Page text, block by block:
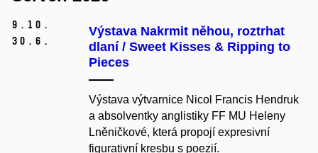
9. 10.
30. 6.
Výstava Nakrmit něhou, roztrhat
dlaní / Sweet Kisses & Ripping to
Pieces
Výstava výtvarnice Nicol Francis Hendruk
a absolventky anglistiky FF MU Heleny
Lněničkové, která propojí expresivní
figurativní kresbu s poezií.